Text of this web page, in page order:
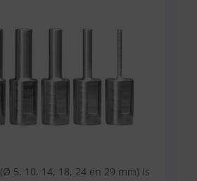
(Ø 5, 10, 14, 18, 24 en 29 mm) is